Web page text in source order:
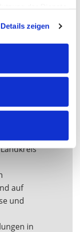
Details zeigen
ab 2025 die
Was
Was passiert
auf
und
in